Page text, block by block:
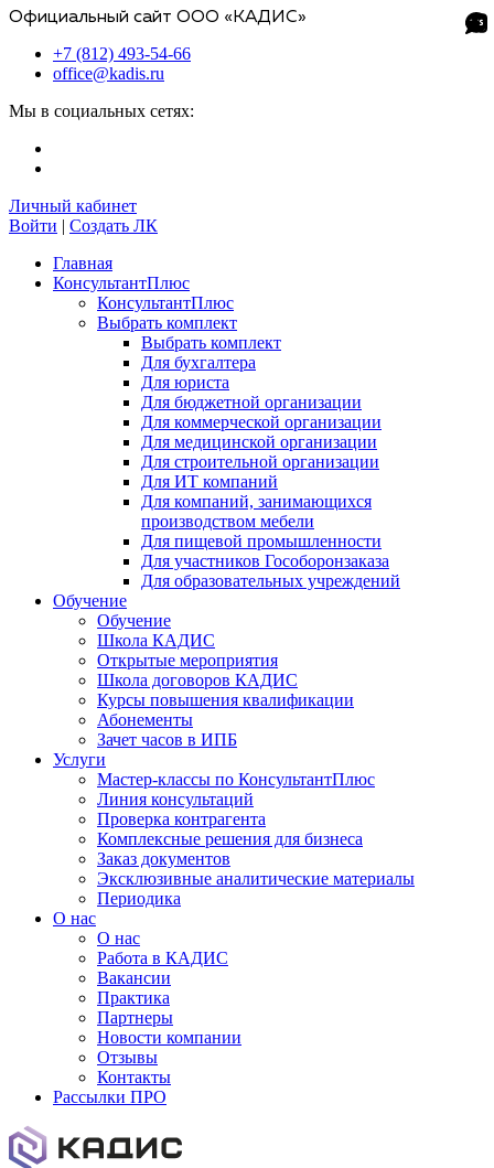
Официальный сайт ООО «КАДИС»
+7 (812) 493-54-66
office@kadis.ru
Мы в социальных сетях:
Личный кабинет
Войти | Создать ЛК
Главная
КонсультантПлюс
КонсультантПлюс
Выбрать комплект
Выбрать комплект
Для бухгалтера
Для юриста
Для бюджетной организации
Для коммерческой организации
Для медицинской организации
Для строительной организации
Для ИТ компаний
Для компаний, занимающихся
производством мебели
Для пищевой промышленности
Для участников Гособоронзаказа
Для образовательных учреждений
Обучение
Обучение
Школа КАДИС
Открытые мероприятия
Школа договоров КАДИС
Курсы повышения квалификации
Абонементы
Зачет часов в ИПБ
Услуги
Мастер-классы по КонсультантПлюс
Линия консультаций
Проверка контрагента
Комплексные решения для бизнеса
Заказ документов
Эксклюзивные аналитические материалы
Периодика
О нас
О нас
Работа в КАДИС
Вакансии
Практика
Партнеры
Новости компании
Отзывы
Контакты
Рассылки ПРО